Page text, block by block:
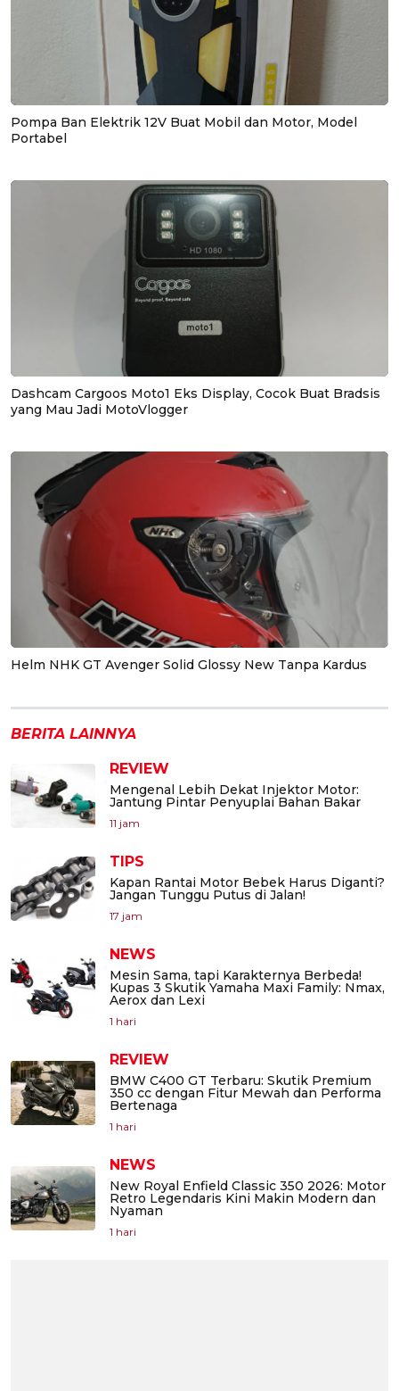
Pompa Ban Elektrik 12V Buat Mobil dan Motor, Model
Portabel
Dashcam Cargoos Moto1 Eks Display, Cocok Buat Bradsis
yang Mau Jadi MotoVlogger
Helm NHK GT Avenger Solid Glossy New Tanpa Kardus
BERITA LAINNYA
REVIEW
Mengenal Lebih Dekat Injektor Motor:
Jantung Pintar Penyuplai Bahan Bakar
11 jam
TIPS
Kapan Rantai Motor Bebek Harus Diganti?
Jangan Tunggu Putus di Jalan!
17 jam
NEWS
Mesin Sama, tapi Karakternya Berbeda!
Kupas 3 Skutik Yamaha Maxi Family: Nmax,
Aerox dan Lexi
1 hari
REVIEW
BMW C400 GT Terbaru: Skutik Premium
350 cc dengan Fitur Mewah dan Performa
Bertenaga
1 hari
NEWS
New Royal Enfield Classic 350 2026: Motor
Retro Legendaris Kini Makin Modern dan
Nyaman
1 hari